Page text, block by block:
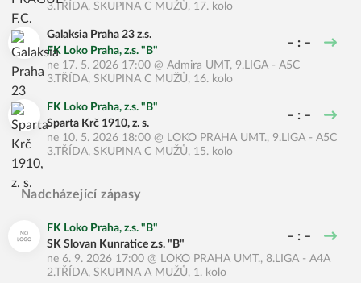
3.TŘÍDA, SKUPINA C MUŽŮ, 17. kolo
Galaksia Praha 23 z.s.
FK Loko Praha, z.s. "B"
– : –
ne 17. 5. 2026 17:00 @ Admira UMT , 9.LIGA - A5C
3.TŘÍDA, SKUPINA C MUŽŮ, 16. kolo
FK Loko Praha, z.s. "B"
Sparta Krč 1910, z. s.
– : –
ne 10. 5. 2026 18:00 @ LOKO PRAHA UMT., 9.LIGA - A5C
3.TŘÍDA, SKUPINA C MUŽŮ, 15. kolo
Nadcházející zápasy
FK Loko Praha, z.s. "B"
SK Slovan Kunratice z.s. "B"
– : –
ne 6. 9. 2026 17:00 @ LOKO PRAHA UMT., 8.LIGA - A4A
2.TŘÍDA, SKUPINA A MUŽŮ, 1. kolo